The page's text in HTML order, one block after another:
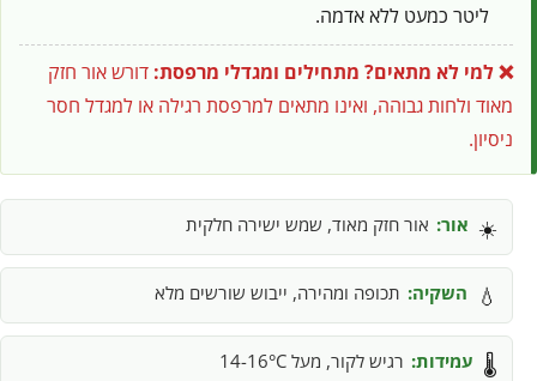
ליטר כמעט ללא אדמה.
❌ למי לא מתאים? מתחילים ומגדלי מרפסת: דורש אור חזק
מאוד ולחות גבוהה, ואינו מתאים למרפסת רגילה או למגדל חסר
ניסיון.
☀️ אור: אור חזק מאוד, שמש ישירה חלקית
💧 השקיה: תכופה ומהירה, ייבוש שורשים מלא
🌡️ עמידות: רגיש לקור, מעל 14-16°C